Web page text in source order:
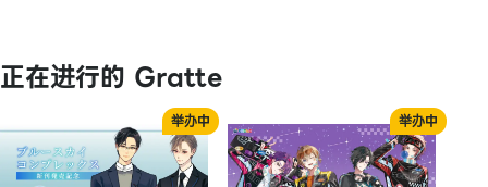
正在进行的 Gratte